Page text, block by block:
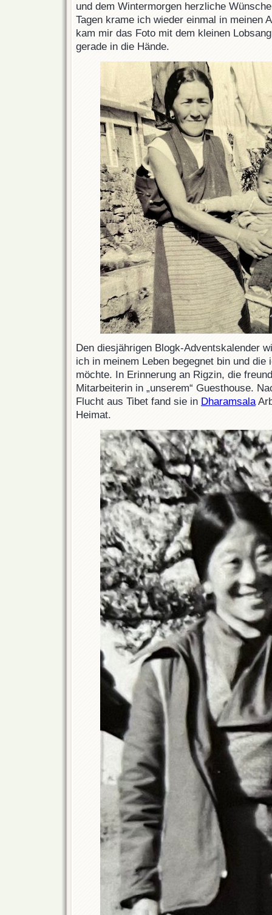
und dem Wintermorgen herzliche
Tagen krame ich wieder einmal in meinen
kam mir das Foto mit dem kleinen
gerade in die Hände.
Den diesjährigen Blogk-Adventskalender
ich in meinem Leben begegnet bin und die
möchte. In Erinnerung an Rigzin, die
Mitarbeiterin in „unserem“ Guesthouse.
Flucht aus Tibet fand sie in Dharamsala
Heimat.